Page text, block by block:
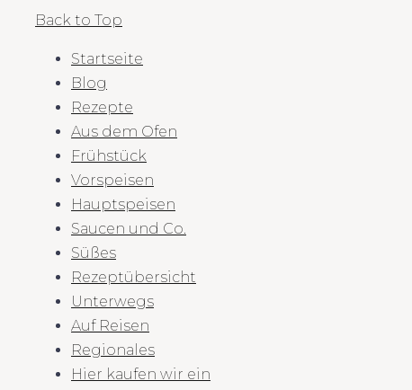
Back to Top
Startseite
Blog
Rezepte
Aus dem Ofen
Frühstück
Vorspeisen
Hauptspeisen
Saucen und Co.
Süßes
Rezeptübersicht
Unterwegs
Auf Reisen
Regionales
Hier kaufen wir ein